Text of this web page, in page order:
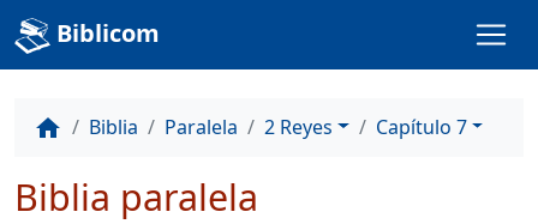
Biblicom
home Biblia Paralela 2 Reyes Capítulo 7
Biblia paralela